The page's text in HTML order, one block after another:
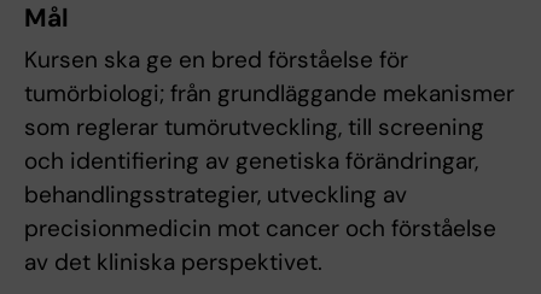
Mål
Kursen ska ge en bred förståelse för
tumörbiologi; från grundläggande mekanismer
som reglerar tumörutveckling, till screening
och identifiering av genetiska förändringar,
behandlingsstrategier, utveckling av
precisionmedicin mot cancer och förståelse
av det kliniska perspektivet.